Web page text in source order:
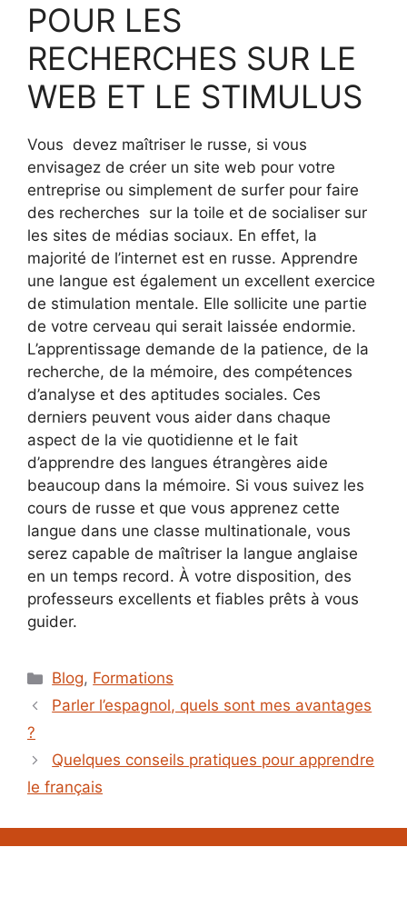
POUR LES
RECHERCHES SUR LE
WEB ET LE STIMULUS
Vous devez maîtriser le russe, si vous
envisagez de créer un site web pour votre
entreprise ou simplement de surfer pour faire
des recherches sur la toile et de socialiser sur
les sites de médias sociaux. En effet, la
majorité de l’internet est en russe. Apprendre
une langue est également un excellent exercice
de stimulation mentale. Elle sollicite une partie
de votre cerveau qui serait laissée endormie.
L’apprentissage demande de la patience, de la
recherche, de la mémoire, des compétences
d’analyse et des aptitudes sociales. Ces
derniers peuvent vous aider dans chaque
aspect de la vie quotidienne et le fait
d’apprendre des langues étrangères aide
beaucoup dans la mémoire. Si vous suivez les
cours de russe et que vous apprenez cette
langue dans une classe multinationale, vous
serez capable de maîtriser la langue anglaise
en un temps record. À votre disposition, des
professeurs excellents et fiables prêts à vous
guider.
Catégories
Blog, Formations
Parler l’espagnol, quels sont mes avantages
?
Quelques conseils pratiques pour apprendre
le français